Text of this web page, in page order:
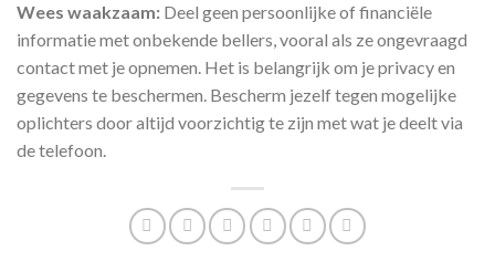
Wees waakzaam: Deel geen persoonlijke of financiële
informatie met onbekende bellers, vooral als ze ongevraagd
contact met je opnemen. Het is belangrijk om je privacy en
gegevens te beschermen. Bescherm jezelf tegen mogelijke
oplichters door altijd voorzichtig te zijn met wat je deelt via
de telefoon.